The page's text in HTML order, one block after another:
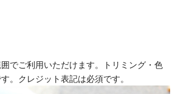
でご利用いただけます。トリミング・色
。クレジット表記は必須です。